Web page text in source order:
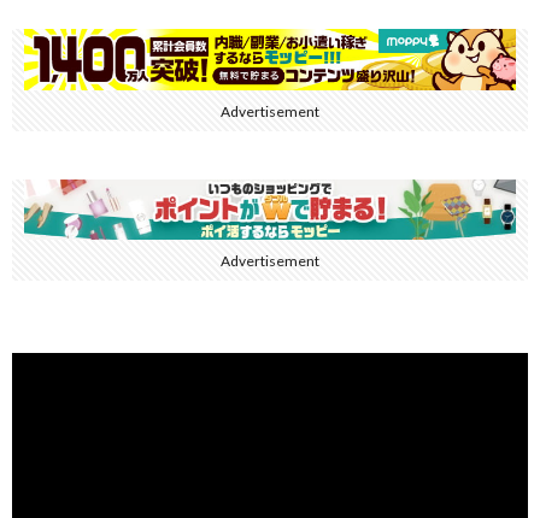
Advertisement
Advertisement